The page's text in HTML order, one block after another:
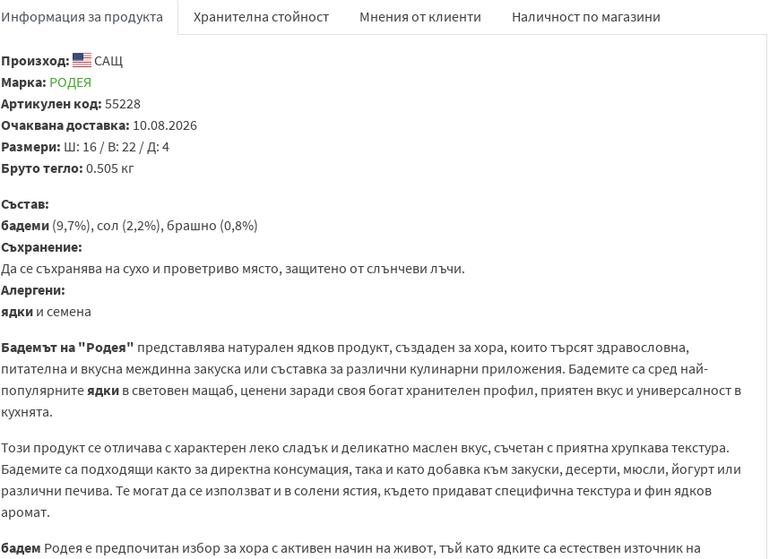
Информация за продукта Хранителна стойност Мнения от клиенти Наличност по магазини
Произход:
САЩ
Марка: РОДЕЯ
Артикулен код: 55228
Очаквана доставка: 10.08.2026
Размери: Ш: 16 / В: 22 / Д: 4
Бруто тегло: 0.505 кг
Състав:
бадеми (9,7%), сол (2,2%), брашно (0,8%)
Съхранение:
Да се съхранява на сухо и проветриво място, защитено от слънчеви лъчи.
Алергени:
ядки и семена
Бадемът на "Родея" представлява натурален ядков продукт, създаден за хора, които търсят здравословна,
питателна и вкусна междинна закуска или съставка за различни кулинарни приложения. Бадемите са сред най-
популярнитеядки в световен мащаб, ценени заради своя богат хранителен профил, приятен вкус и универсалност в
кухнята.
Този продукт се отличава с характерен леко сладък и деликатно маслен вкус, съчетан с приятна хрупкава текстура.
Бадемите са подходящи както за директна консумация, така и като добавка към закуски, десерти, мюсли, йогурт или
различни печива. Те могат да се използват и в солени ястия, където придават специфична текстура и фин ядков
аромат.
бадем Родея е предпочитан избор за хора с активен начин на живот, тъй като ядките са естествен източник на